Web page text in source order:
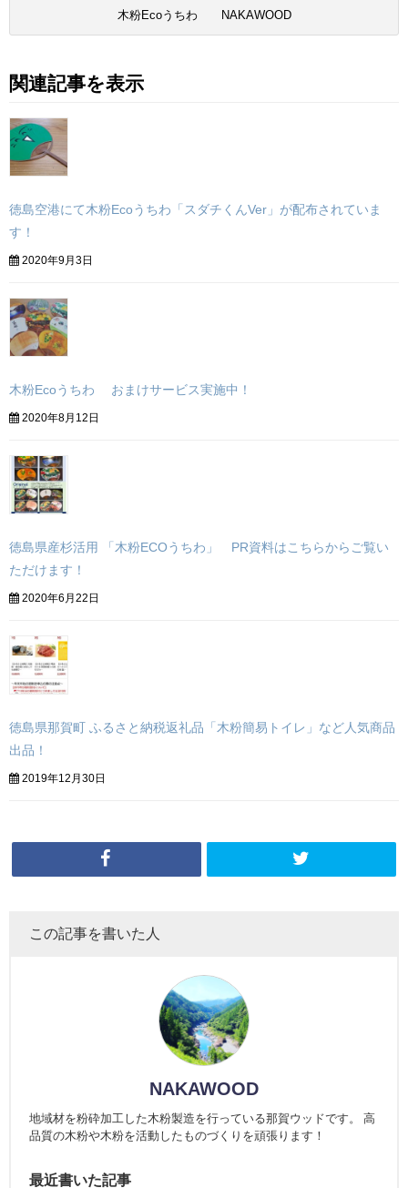
木粉Ecoうちわ NAKAWOOD
関連記事を表示
徳島空港にて木粉Ecoうちわ「スダチくんVer」が配布されていま
す！
2020年9月3日
木粉Ecoうちわ おまけサービス実施中！
2020年8月12日
徳島県産杉活用 「木粉ECOうちわ」 PR資料はこちらからご覧い
ただけます！
2020年6月22日
徳島県那賀町 ふるさと納税返礼品「木粉簡易トイレ」など人気商品
出品！
2019年12月30日
この記事を書いた人
NAKAWOOD
地域材を粉砕加工した木粉製造を行っている那賀ウッドです。 高
品質の木粉や木粉を活動したものづくりを頑張ります！
最近書いた記事